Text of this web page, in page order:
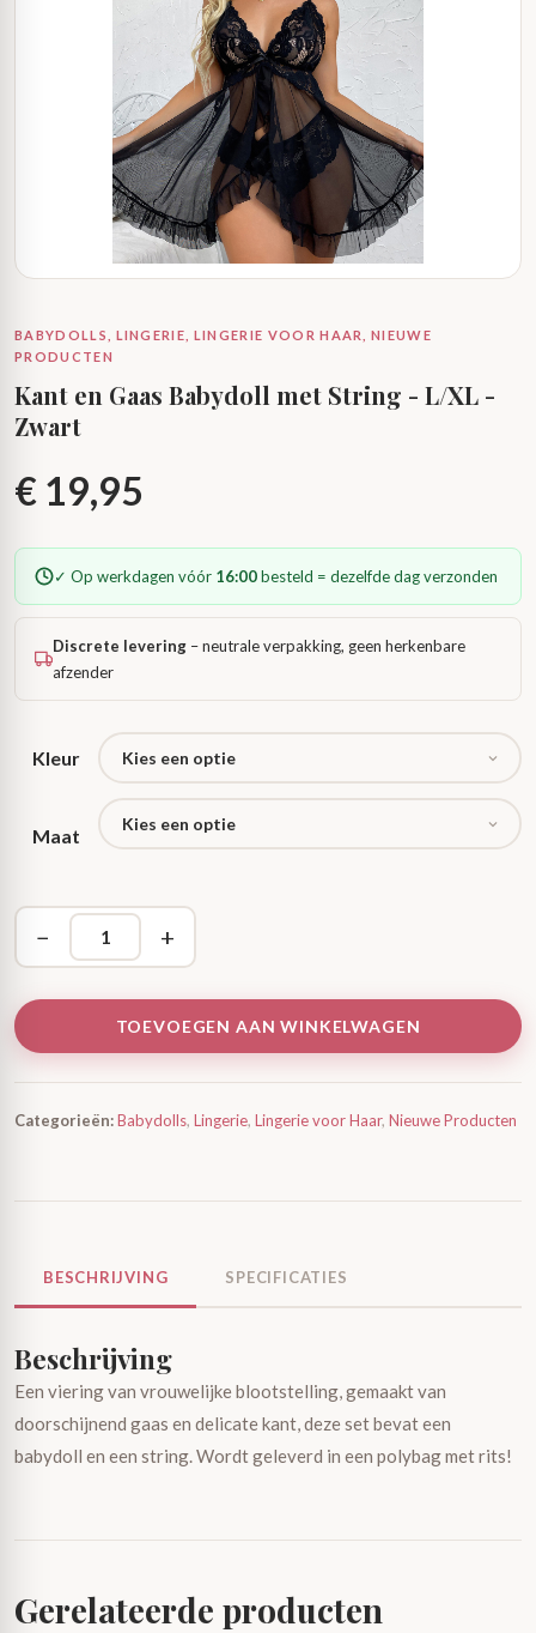
BABYDOLLS, LINGERIE, LINGERIE VOOR HAAR, NIEUWE
PRODUCTEN
Kant en Gaas Babydoll met String - L/XL -
Zwart
€ 19,95
✓ Op werkdagen vóór 16:00besteld = dezelfde dag verzonden
Discrete levering – neutrale verpakking, geen herkenbare
afzender
Kleur
Maat
− +
TOEVOEGEN AAN WINKELWAGEN
Categorieën:Babydolls, Lingerie, Lingerie voor Haar, Nieuwe Producten
BESCHRIJVING SPECIFICATIES
Beschrijving
Een viering van vrouwelijke blootstelling, gemaakt van
doorschijnend gaas en delicate kant, deze set bevat een
babydoll en een string. Wordt geleverd in een polybag met rits!
Gerelateerde producten